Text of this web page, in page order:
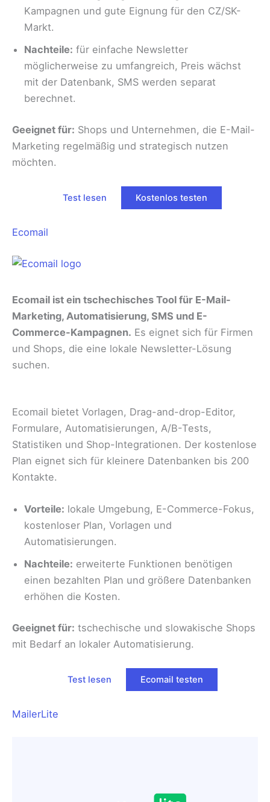
Kampagnen und gute Eignung für den CZ/SK-
Markt.
Nachteile: für einfache Newsletter
möglicherweise zu umfangreich, Preis wächst
mit der Datenbank, SMS werden separat
berechnet.
Geeignet für: Shops und Unternehmen, die E-Mail-
Marketing regelmäßig und strategisch nutzen
möchten.
Test lesen Kostenlos testen
Ecomail
Ecomail ist ein tschechisches Tool für E-Mail-
Marketing, Automatisierung, SMS und E-
Commerce-Kampagnen. Es eignet sich für Firmen
und Shops, die eine lokale Newsletter-Lösung
suchen.
Ecomail bietet Vorlagen, Drag-and-drop-Editor,
Formulare, Automatisierungen, A/B-Tests,
Statistiken und Shop-Integrationen. Der kostenlose
Plan eignet sich für kleinere Datenbanken bis 200
Kontakte.
Vorteile: lokale Umgebung, E-Commerce-Fokus,
kostenloser Plan, Vorlagen und
Automatisierungen.
Nachteile: erweiterte Funktionen benötigen
einen bezahlten Plan und größere Datenbanken
erhöhen die Kosten.
Geeignet für: tschechische und slowakische Shops
mit Bedarf an lokaler Automatisierung.
Test lesen Ecomail testen
MailerLite